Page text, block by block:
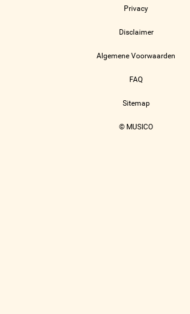
Privacy
Disclaimer
Algemene Voorwaarden
FAQ
Sitemap
© MUSICO